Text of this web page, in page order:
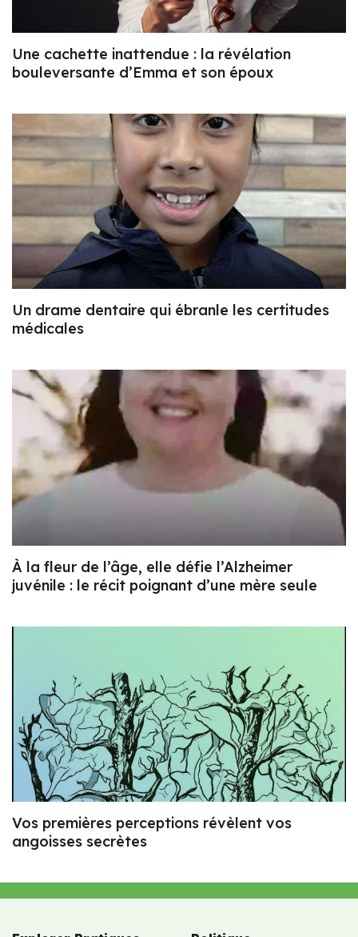
Une cachette inattendue : la révélation
bouleversante d’Emma et son époux
Un drame dentaire qui ébranle les certitudes
médicales
À la fleur de l’âge, elle défie l’Alzheimer
juvénile : le récit poignant d’une mère seule
Vos premières perceptions révèlent vos
angoisses secrètes